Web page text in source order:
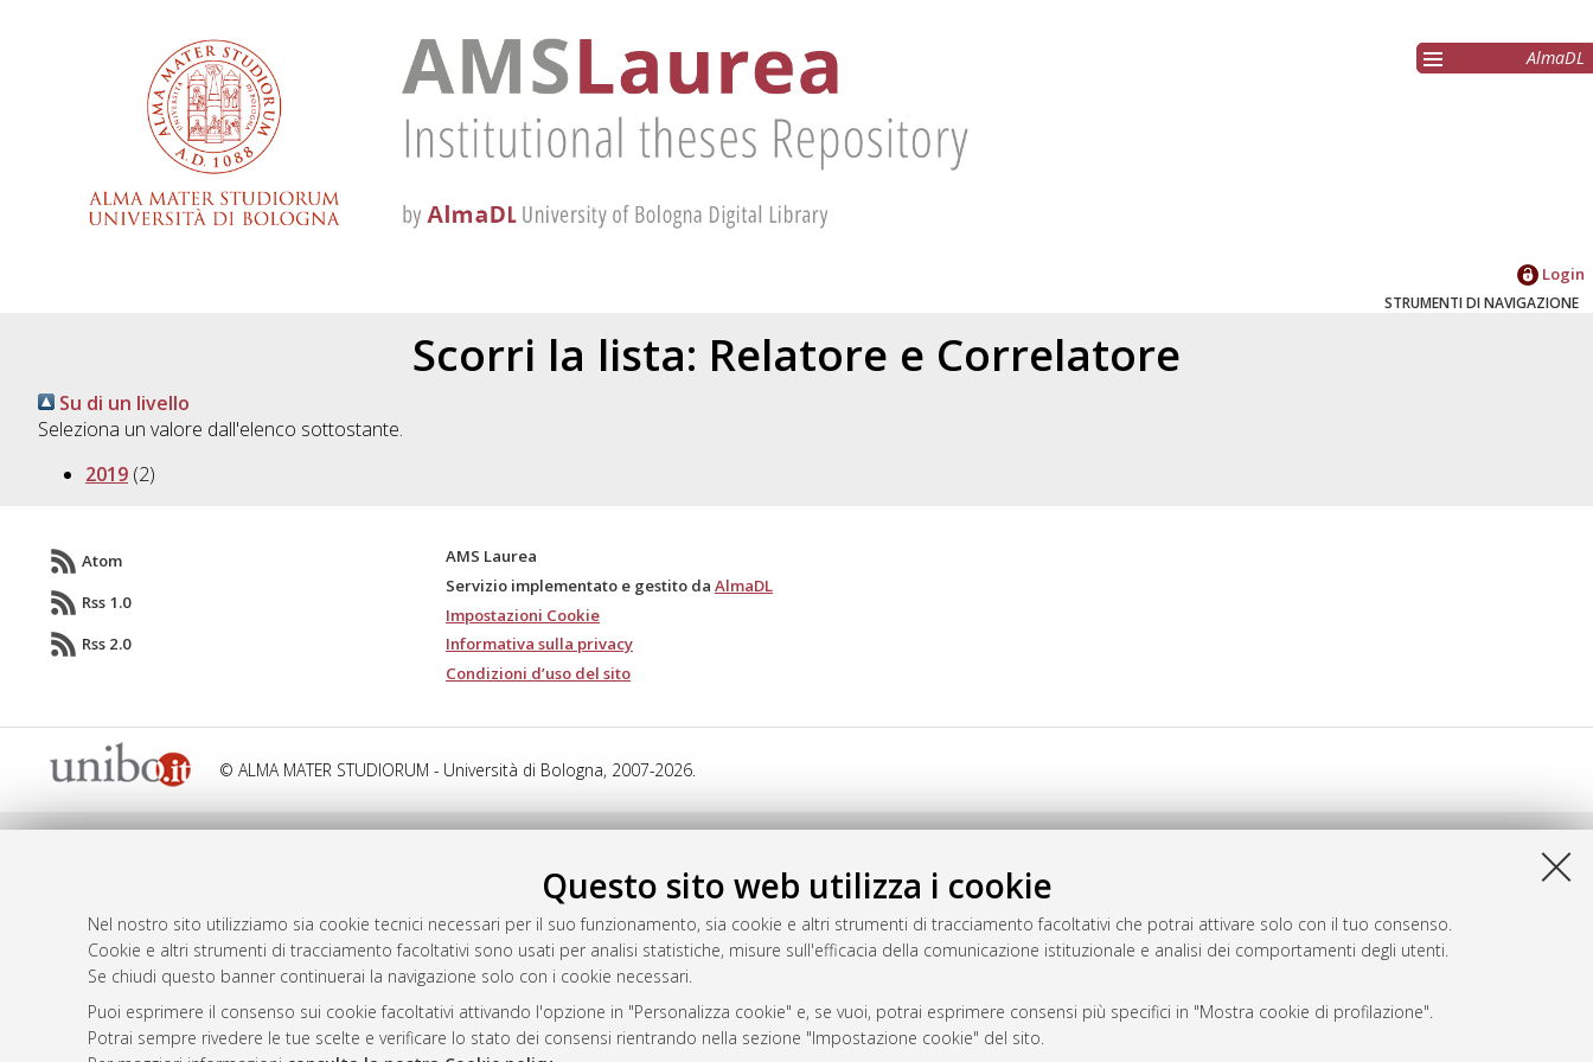
Questo sito web utilizza i cookie
Nel nostro sito utilizziamo sia cookie tecnici necessari per il suo funzionamento, sia cookie e altri strumenti di tracciamento facoltativi che potrai attivare solo con il tuo consenso.
Cookie e altri strumenti di tracciamento facoltativi sono usati per analisi statistiche, misure sull'efficacia della comunicazione istituzionale e analisi dei comportamenti degli utenti.
Se chiudi questo banner continuerai la navigazione solo con i cookie necessari.
Puoi esprimere il consenso sui cookie facoltativi attivando l'opzione in "Personalizza cookie" e, se vuoi, potrai esprimere consensi più specifici in "Mostra cookie di profilazione".
Potrai sempre rivedere le tue scelte e verificare lo stato dei consensi rientrando nella sezione "Impostazione cookie" del sito.
AlmaDL
Login
STRUMENTI DI NAVIGAZIONE
Scorri la lista: Relatore e Correlatore
Su di un livello
Seleziona un valore dall'elenco sottostante.
2019(2)
Atom
Rss 1.0
Rss 2.0
AMS Laurea
Servizio implementato e gestito da AlmaDL
Impostazioni Cookie
Informativa sulla privacy
Condizioni d’uso del sito
© ALMA MATER STUDIORUM - Università di Bologna, 2007-2026.